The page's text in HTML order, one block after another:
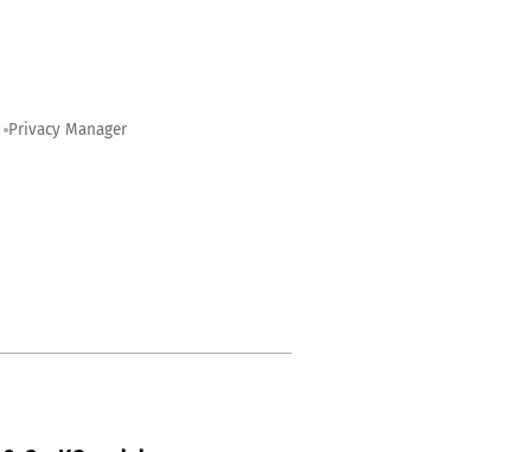
Privacy Manager